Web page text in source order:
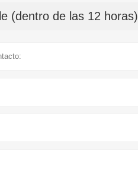
(dentro de las 12 horas)